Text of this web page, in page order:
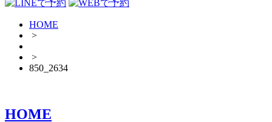
HOME
>
>
850_2634
HOME